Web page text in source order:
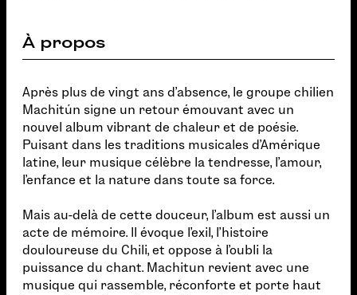
À propos
Après plus de vingt ans d’absence, le groupe chilien
Machitún signe un retour émouvant avec un
nouvel album vibrant de chaleur et de poésie.
Puisant dans les traditions musicales d’Amérique
latine, leur musique célèbre la tendresse, l’amour,
l’enfance et la nature dans toute sa force.
Mais au-delà de cette douceur, l’album est aussi un
acte de mémoire. Il évoque l’exil, l’histoire
douloureuse du Chili, et oppose à l’oubli la
puissance du chant. Machitun revient avec une
musique qui rassemble, réconforte et porte haut